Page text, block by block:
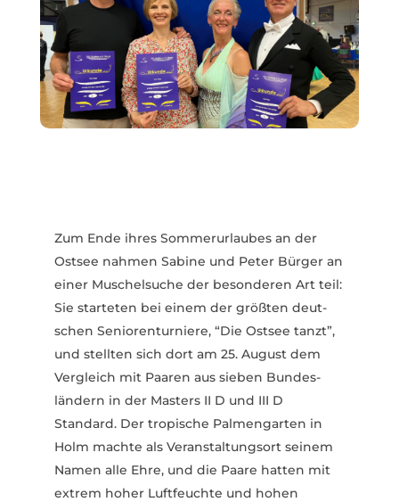
Zum Ende ihres Sommer­ur­laubes an der
Ostsee nahmen Sabine und Peter Bürger an
einer Muschel­suche der beson­deren Art teil:
Sie star­teten bei einem der größten deut­
schen Senio­ren­tur­niere, “Die Ostsee tanzt”,
und stellten sich dort am 25. August dem
Vergleich mit Paaren aus sieben Bundes­
ländern in der Masters II D und III D
Standard. Der tropische Palmen­garten in
Holm machte als Veran­stal­tungsort seinem
Namen alle Ehre, und die Paare hatten mit
extrem hoher Luft­feuchte und hohen